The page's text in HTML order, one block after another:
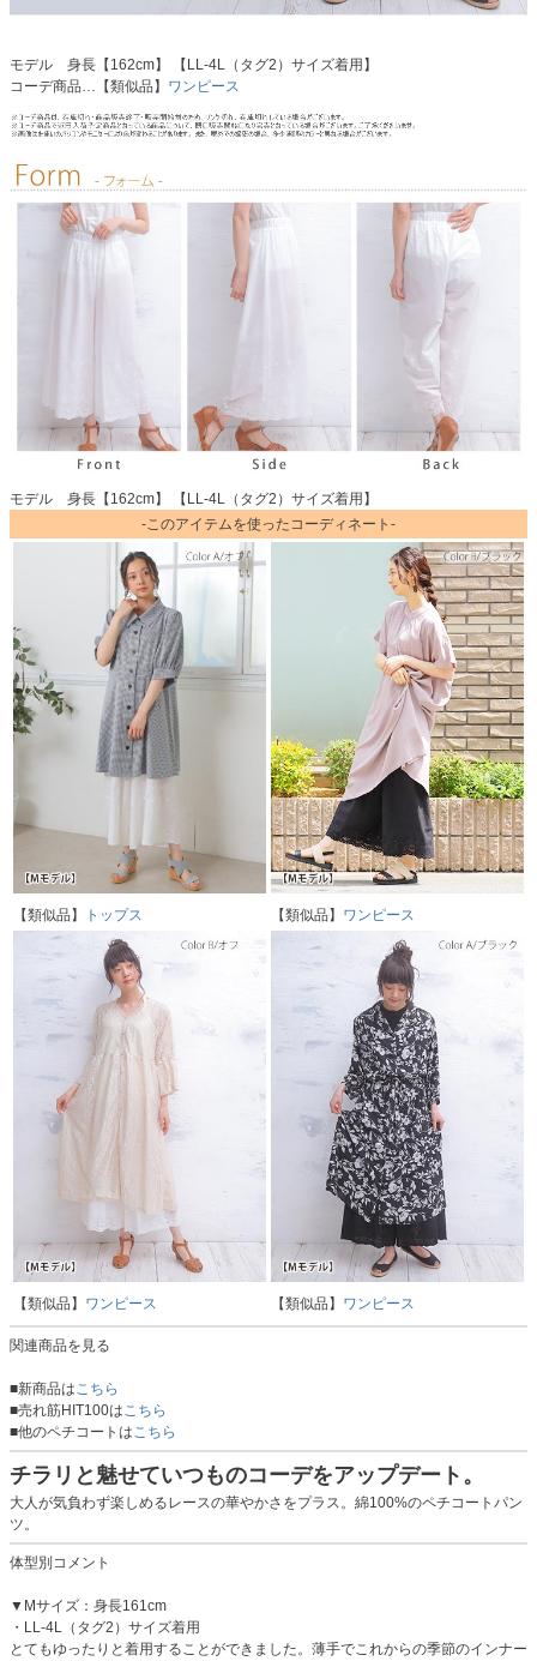
モデル 身長【162cm】 【LL-4L（タグ2）サイズ着用】
コーデ商品…【類似品】 ワンピース
モデル 身長【162cm】 【LL-4L（タグ2）サイズ着用】
-このアイテムを使ったコーディネート-
【類似品】 トップス 【類似品】 ワンピース
【類似品】 ワンピース 【類似品】 ワンピース
関連商品を見る
■新商品はこちら
■売れ筋HIT100はこちら
■他のペチコートはこちら
チラリと魅せていつものコーデをアップデート。
大人が気負わず楽しめるレースの華やかさをプラス。綿100%のペチコートパン
ツ。
体型別コメント
▼Mサイズ：身長161cm
・LL-4L（タグ2）サイズ着用
とてもゆったりと着用することができました。薄手でこれからの季節のインナー